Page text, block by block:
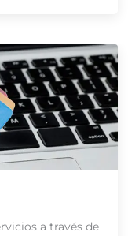
a través de